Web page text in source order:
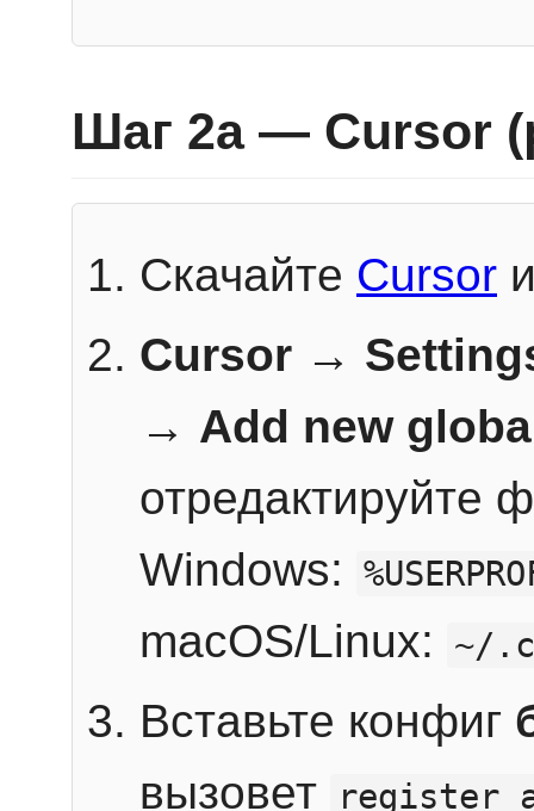
Шаг 2a — Cursor
Скачайте Cursor
Cursor →
→ Add new
отредактируйте
Windows:
macOS/Linux: ~/
Вставьте конфиг
вызовет